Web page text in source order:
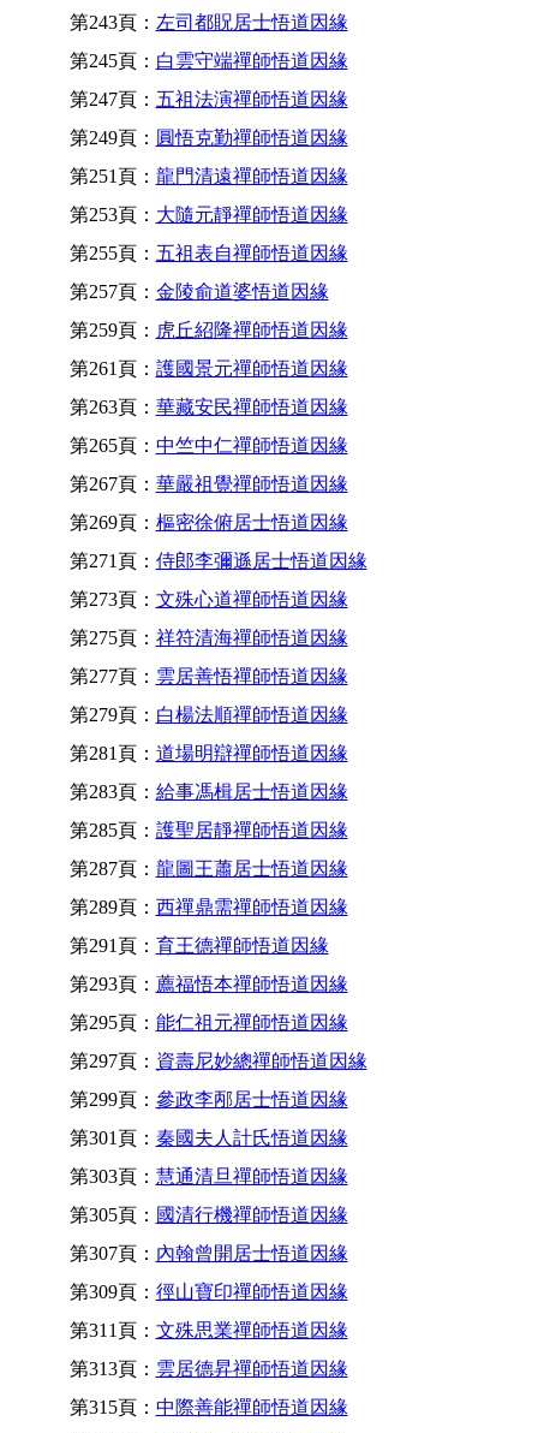
第243頁： 左司都貺居士悟道因緣
第245頁： 白雲守端禪師悟道因緣
第247頁： 五祖法演禪師悟道因緣
第249頁： 圓悟克勤禪師悟道因緣
第251頁： 龍門清遠禪師悟道因緣
第253頁： 大隨元靜禪師悟道因緣
第255頁： 五祖表自禪師悟道因緣
第257頁： 金陵俞道婆悟道因緣
第259頁： 虎丘紹隆禪師悟道因緣
第261頁： 護國景元禪師悟道因緣
第263頁： 華藏安民禪師悟道因緣
第265頁： 中竺中仁禪師悟道因緣
第267頁： 華嚴祖覺禪師悟道因緣
第269頁： 樞密徐俯居士悟道因緣
第271頁： 侍郎李彌遜居士悟道因緣
第273頁： 文殊心道禪師悟道因緣
第275頁： 祥符清海禪師悟道因緣
第277頁： 雲居善悟禪師悟道因緣
第279頁： 白楊法順禪師悟道因緣
第281頁： 道場明辯禪師悟道因緣
第283頁： 給事馮楫居士悟道因緣
第285頁： 護聖居靜禪師悟道因緣
第287頁： 龍圖王蕭居士悟道因緣
第289頁： 西禪鼎需禪師悟道因緣
第291頁： 育王德禪師悟道因緣
第293頁： 薦福悟本禪師悟道因緣
第295頁： 能仁祖元禪師悟道因緣
第297頁： 資壽尼妙總禪師悟道因緣
第299頁： 參政李邴居士悟道因緣
第301頁： 秦國夫人計氏悟道因緣
第303頁： 慧通清旦禪師悟道因緣
第305頁： 國清行機禪師悟道因緣
第307頁： 內翰曾開居士悟道因緣
第309頁： 徑山寶印禪師悟道因緣
第311頁： 文殊思業禪師悟道因緣
第313頁： 雲居德昇禪師悟道因緣
第315頁： 中際善能禪師悟道因緣